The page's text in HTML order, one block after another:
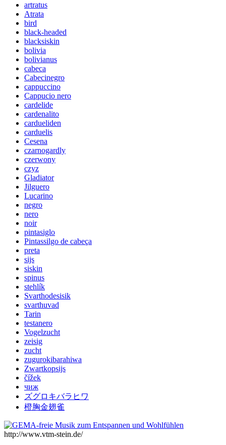
artratus
Atrata
bird
black-headed
blacksiskin
bolivia
bolivianus
cabeca
Cabecinegro
cappuccino
Cappucio nero
cardelide
cardenalito
cardueliden
carduelis
Cesena
czarnogardly
czerwony
czyz
Gladiator
Jilguero
Lucarino
negro
nero
noir
pintasiglo
Pintassilgo de cabeça
preta
sijs
siskin
spinus
stehlík
Svarthodesisik
svarthuvad
Tarin
testanero
Vogelzucht
zeisig
zucht
zugurokibarahiwa
Zwartkopsijs
čížek
чиж
ズグロキバラヒワ
橙胸金翅雀
http://www.vtm-stein.de/